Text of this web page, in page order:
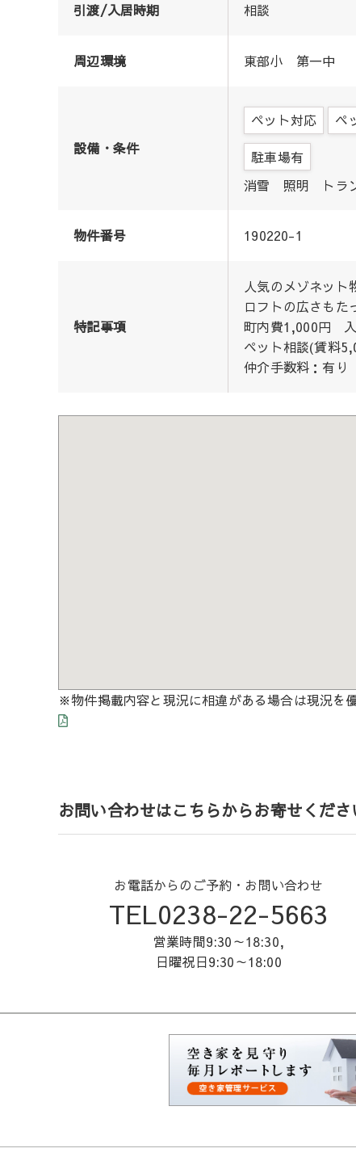
引渡/入居時期 相談
周辺環境 東部小 第一中
設備・条件
ペット対応 ペ
駐車場有
消雪 照明 トラ
物件番号 190220-1
特記事項
人気のメゾネット
ロフトの広さもた
町内費1,000円
ペット相談(賃料
仲介手数料：有り
※物件掲載内容と現況に相違がある場合は現況を
お問い合わせはこちらからお寄せくださ
お電話からのご予約・お問い合わせ
TEL0238-22-5663
営業時間9:30～18:30,
日曜祝日9:30～18:00